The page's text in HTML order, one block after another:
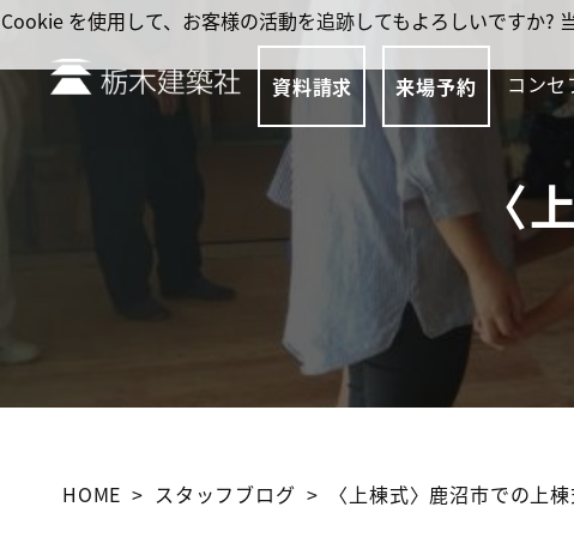
資料請求 来場予約 コンセ
〈
HOME スタッフブログ 〈上棟式〉鹿沼市での上
Cookie を使用して、お客様の活動を追跡してもよろしいですか?